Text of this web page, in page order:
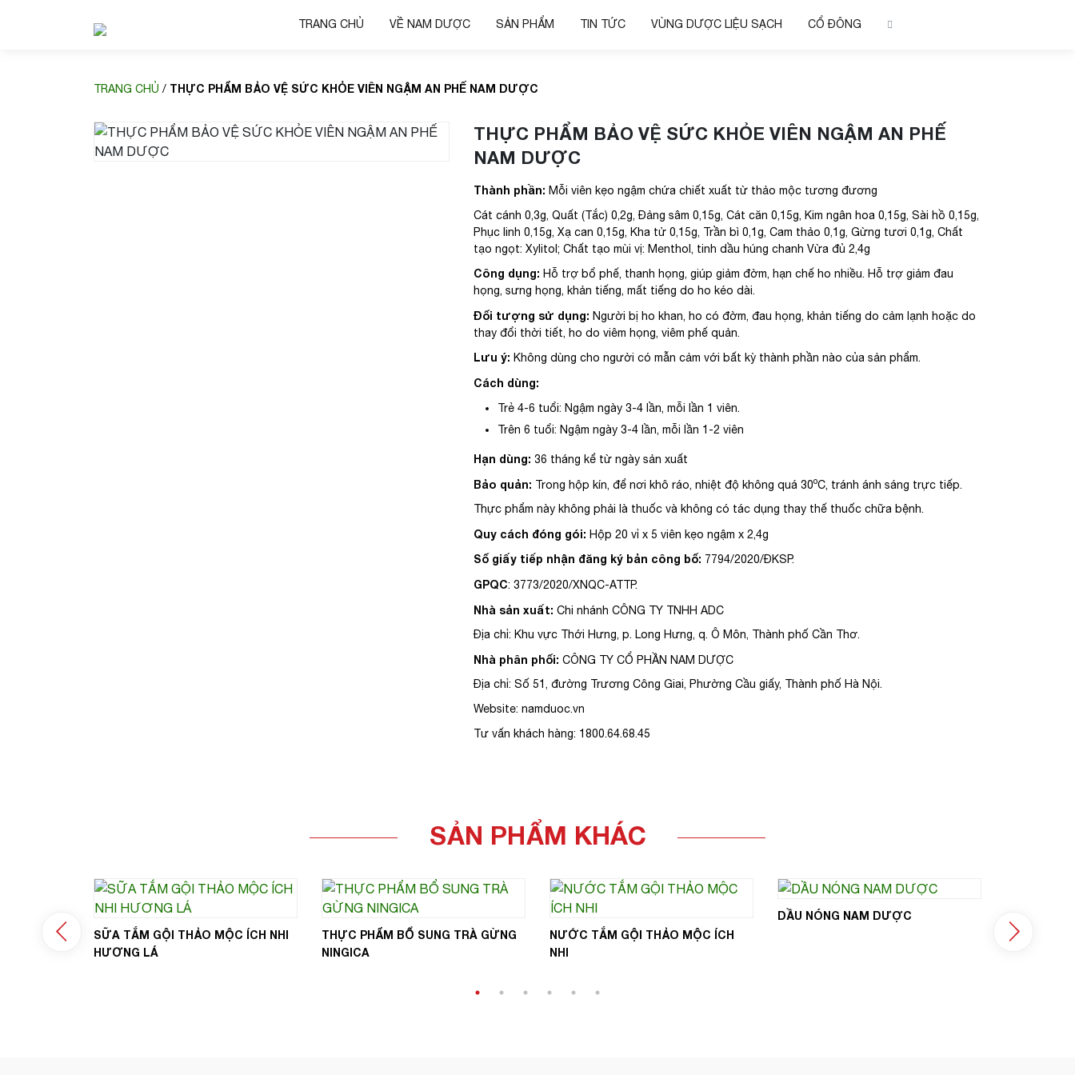
TRANG CHỦ VỀ NAM DƯỢC SẢN PHẨM TIN TỨC VÙNG DƯỢC LIỆU SẠCH CỔ ĐÔNG
TRANG CHỦ / THỰC PHẨM BẢO VỆ SỨC KHỎE VIÊN NGẬM AN PHẾ NAM DƯỢC
THỰC PHẨM BẢO VỆ SỨC KHỎE VIÊN NGẬM AN PHẾ
NAM DƯỢC
Thành phần: Mỗi viên kẹo ngậm chứa chiết xuất từ thảo mộc tương đương
Cát cánh 0,3g, Quất (Tắc) 0,2g, Đảng sâm 0,15g, Cát căn 0,15g, Kim ngân hoa 0,15g, Sài hồ 0,15g,
Phục linh 0,15g, Xạ can 0,15g, Kha tử 0,15g, Trần bì 0,1g, Cam thảo 0,1g, Gừng tươi 0,1g, Chất
tạo ngọt: Xylitol; Chất tạo mùi vị: Menthol, tinh dầu húng chanh Vừa đủ 2,4g
Công dụng: Hỗ trợ bổ phế, thanh họng, giúp giảm đờm, hạn chế ho nhiều. Hỗ trợ giảm đau
họng, sưng họng, khản tiếng, mất tiếng do ho kéo dài.
Đối tượng sử dụng: Người bị ho khan, ho có đờm, đau họng, khản tiếng do cảm lạnh hoặc do
thay đổi thời tiết, ho do viêm họng, viêm phế quản.
Lưu ý: Không dùng cho người có mẫn cảm với bất kỳ thành phần nào của sản phẩm.
Cách dùng:
Trẻ 4-6 tuổi: Ngậm ngày 3-4 lần, mỗi lần 1 viên.
Trên 6 tuổi: Ngậm ngày 3-4 lần, mỗi lần 1-2 viên
Hạn dùng: 36 tháng kể từ ngày sản xuất
Bảo quản: Trong hộp kín, để nơi khô ráo, nhiệt độ không quá 30oC, tránh ánh sáng trực tiếp.
Thực phẩm này không phải là thuốc và không có tác dụng thay thế thuốc chữa bệnh.
Quy cách đóng gói: Hộp 20 vỉ x 5 viên kẹo ngậm x 2,4g
Số giấy tiếp nhận đăng ký bản công bố: 7794/2020/ĐKSP.
GPQC: 3773/2020/XNQC-ATTP.
Nhà sản xuất: Chi nhánh CÔNG TY TNHH ADC
Địa chỉ: Khu vực Thới Hưng, p. Long Hưng, q. Ô Môn, Thành phố Cần Thơ.
Nhà phân phối: CÔNG TY CỔ PHẦN NAM DƯỢC
Địa chỉ: Số 51, đường Trương Công Giai, Phường Cầu giấy, Thành phố Hà Nội.
Website: namduoc.vn
Tư vấn khách hàng: 1800.64.68.45
SẢN PHẨM KHÁC
SỮA TẮM GỘI THẢO MỘC ÍCH NHI
HƯƠNG LÁ
THỰC PHẨM BỔ SUNG TRÀ GỪNG
NINGICA
NƯỚC TẮM GỘI THẢO MỘC ÍCH
NHI
DẦU NÓNG NAM DƯỢC
THỰC